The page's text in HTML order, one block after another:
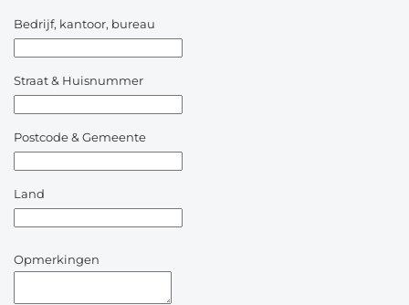
Bedrijf, kantoor, bureau
Straat & Huisnummer
Postcode & Gemeente
Land
Opmerkingen